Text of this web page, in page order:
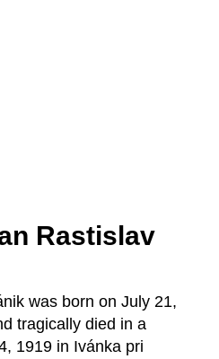
Rastislav
was born on July 21,
tragically died in a
1919 in Ivánka pri